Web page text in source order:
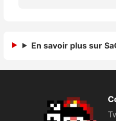
En savoir plus sur